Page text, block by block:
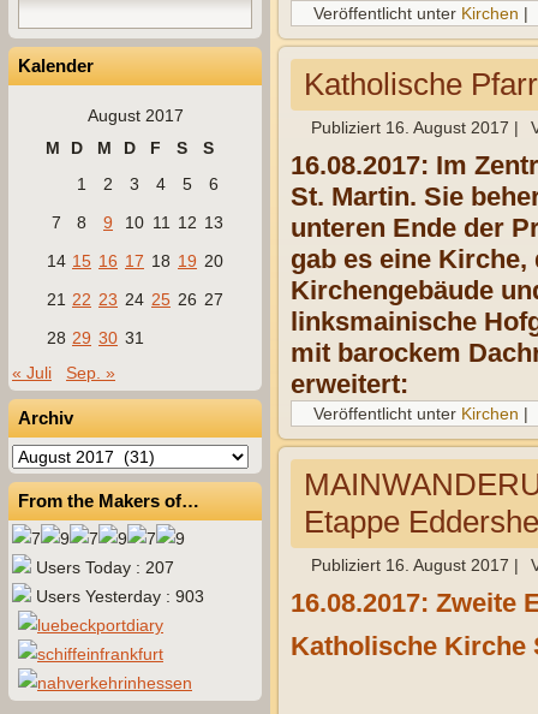
Kalender
August 2017
M
D M D F S
S
1
2 3 4 5
6
7
8 9 10 11 12 13
14 15 16 17 18 19 20
21 22 23 24 25 26 27
28 29 30 31
« Juli
Sep. »
Archiv
Archiv
From the Makers of…
Users Today : 207
Users Yesterday : 903
Veröffentlicht unter Kirchen |
Katholische
Publiziert 16. August 2017 |
16.08.2017: Im
St. Martin. Sie
unteren Ende der
gab es eine Kirche,
Kirchengebäude
linksmainische
mit barockem
erweitert:
Veröffentlicht unter Kirchen |
Etappe
Publiziert 16. August 2017 |
16.08.2017: Zweite
Katholische Kirche